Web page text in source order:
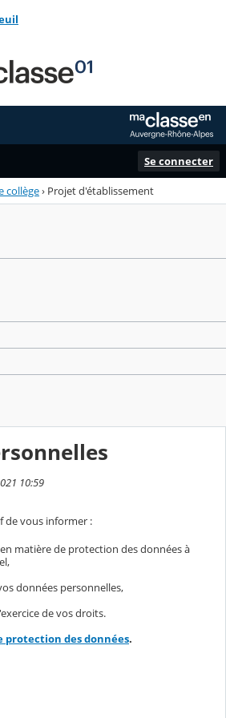
Se connecter
collège› Projet d'établissement
10:59
de vous informer :
matière de protection des données à
données personnelles,
de vos droits.
protection des données.